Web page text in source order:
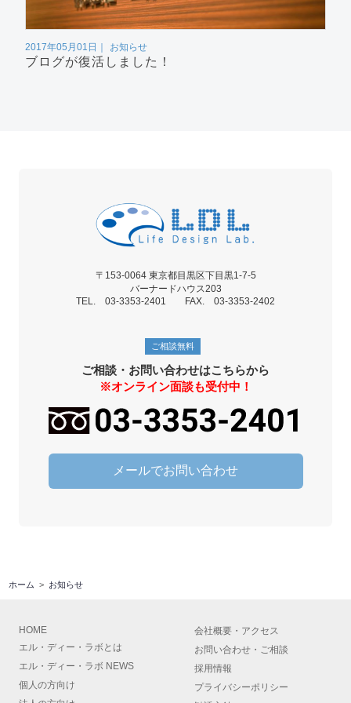
2017年05月01日 お知らせ
ブログが復活しました！
〒153-0064 東京都目黒区下目黒1-7-5
バーナードハウス203
TEL. 03-3353-2401 FAX. 03-3353-2402
ご相談無料
ご相談・お問い合わせはこちらから
※オンライン面談も受付中！
メールでお問い合わせ
ホーム お知らせ
HOME
エル・ディー・ラボとは
エル・ディー・ラボ NEWS
個人の方向け
会社概要 ・ アクセス
お問い合わせ・ご相談
採用情報
プライバシーポリシー